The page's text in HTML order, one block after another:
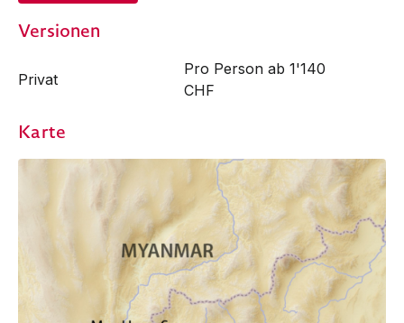
Versionen
Privat
Pro Person ab 1'140
CHF
Karte